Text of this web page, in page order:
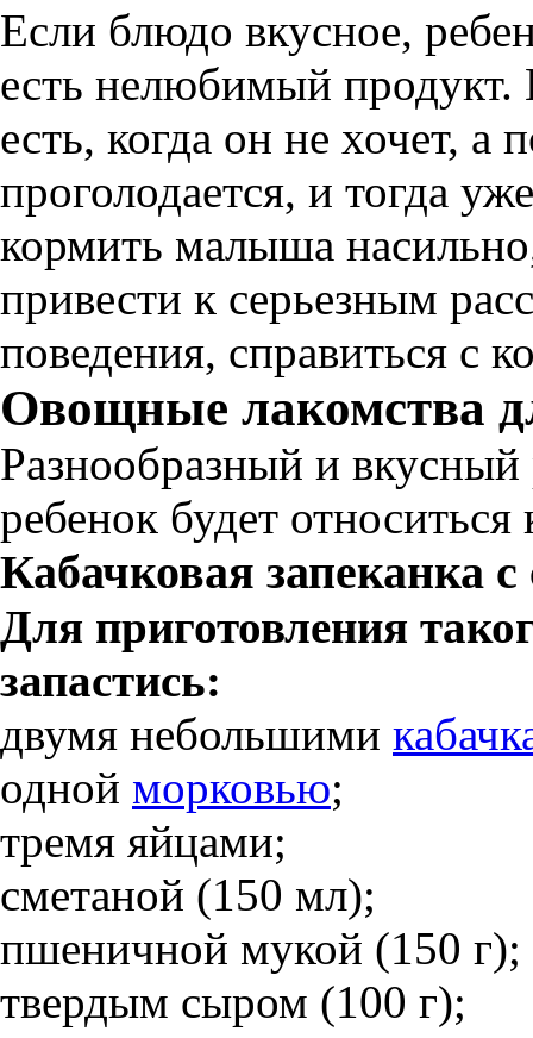
Если блюдо вкусное,
есть нелюбимый продукт.
есть, когда он не хочет, а
проголодается, и тогда
кормить малыша
привести к серьезным
поведения, справиться с
Овощные лакомства
Разнообразный и
ребенок будет
Кабачковая запеканка
Для приготовления
запастись:
двумя небольшими
одной морковью;
тремя яйцами;
сметаной (150 мл);
пшеничной мукой (150 г);
твердым сыром (100 г);